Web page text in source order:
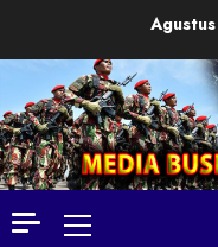
Primary